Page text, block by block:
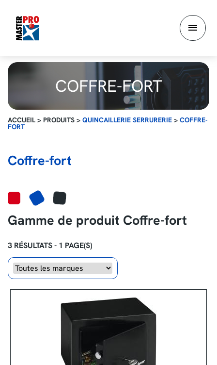
contenu
principal
COFFRE-FORT
ACCUEIL > PRODUITS > QUINCAILLERIE SERRURERIE > COFFRE-
FORT
Coffre-fort
Gamme de produit Coffre-fort
3 RÉSULTATS - 1 PAGE(S)
Marque